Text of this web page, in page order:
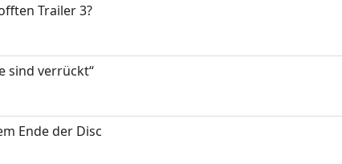
Trailer 3?
sind verrückt“
Ende der Disc